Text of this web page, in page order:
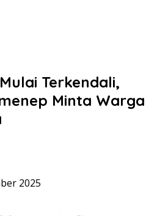
Terkendali,
Minta Warga
2025